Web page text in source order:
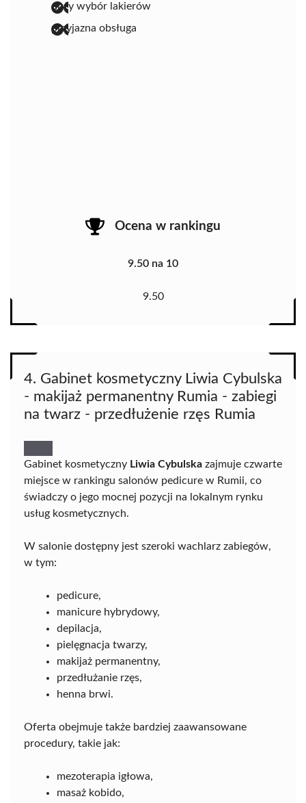
duży wybór lakierów
przyjazna obsługa
Ocena w rankingu
9.50 na 10
9.50
4. Gabinet kosmetyczny Liwia Cybulska
- makijaż permanentny Rumia - zabiegi
na twarz - przedłużenie rzęs Rumia
Gabinet kosmetyczny Liwia Cybulska zajmuje czwarte
miejsce w rankingu salonów pedicure w Rumii, co
świadczy o jego mocnej pozycji na lokalnym rynku
usług kosmetycznych.
W salonie dostępny jest szeroki wachlarz zabiegów,
w tym:
pedicure,
manicure hybrydowy,
depilacja,
pielęgnacja twarzy,
makijaż permanentny,
przedłużanie rzęs,
henna brwi.
Oferta obejmuje także bardziej zaawansowane
procedury, takie jak:
mezoterapia igłowa,
masaż kobido,